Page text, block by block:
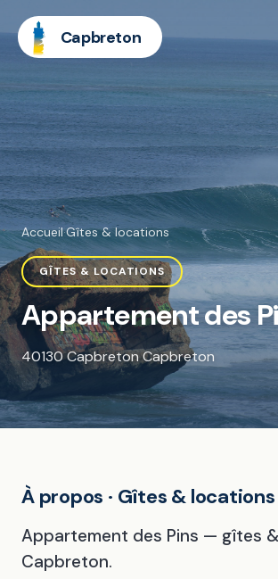
Capbreton
Accueil·Gîtes & locations
GÎTES & LOCATIONS
Appartement des
40130 Capbreton Capbreton
À propos · Gîtes & locations
Appartement des Pins — gîtes
Capbreton.